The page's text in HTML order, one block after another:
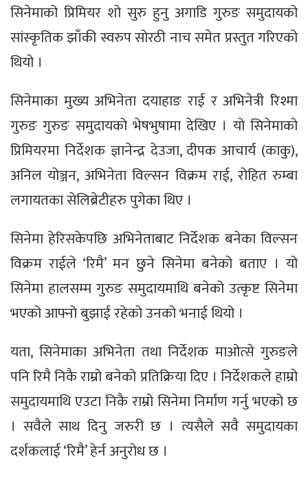
सिनेमाको प्रिमियर शो सुरु हुनु अगाडि गुरुङ समुदायको
सांस्कृतिक झाँकी स्वरुप सोरठी नाच समेत प्रस्तुत गरिएको
थियो ।
सिनेमाका मुख्य अभिनेता दयाहाङ राई र अभिनेत्री रिश्मा
गुरुङ गुरुङ समुदायको भेषभुषामा देखिए । यो सिनेमाको
प्रिमियरमा निर्देशक ज्ञानेन्द्र देउजा, दीपक आचार्य (काकु),
अनिल योञ्जन, अभिनेता विल्सन विक्रम राई, रोहित रुम्बा
लगायतका सेलिब्रेटीहरु पुगेका थिए ।
सिनेमा हेरिसकेपछि अभिनेताबाट निर्देशक बनेका विल्सन
विक्रम राईले ‘रिमै’ मन छुने सिनेमा बनेको बताए । यो
सिनेमा हालसम्म गुरुङ समुदायमाथि बनेको उत्कृष्ट सिनेमा
भएको आफ्नो बुझाई रहेको उनको भनाई थियो ।
यता, सिनेमाका अभिनेता तथा निर्देशक माओत्से गुरुङले
पनि रिमै निकै राम्रो बनेको प्रतिक्रिया दिए । निर्देशकले हाम्रो
समुदायमाथि एउटा निकै राम्रो सिनेमा निर्माण गर्नु भएको छ
। सवैले साथ दिनु जरुरी छ । त्यसैले सवै समुदायका
दर्शकलाई ‘रिमै’ हेर्न अनुरोध छ ।